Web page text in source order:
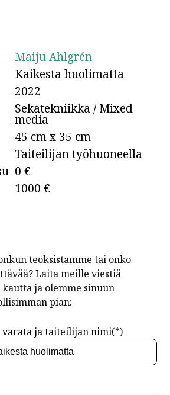
Maiju Ahlgrén
Kaikesta huolimatta
2022
Sekatekniikka / Mixed
media
45 cm x 35 cm
Taiteilijan työhuoneella
0 €
1000 €
teoksistamme tai onko
Laita meille viestiä
ja olemme sinuun
pian:
varata ja taiteilijan nimi(*)